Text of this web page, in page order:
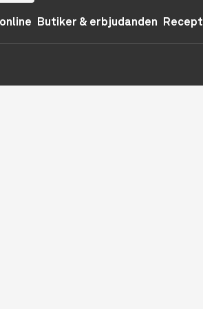
Butiker & erbjudanden Recept